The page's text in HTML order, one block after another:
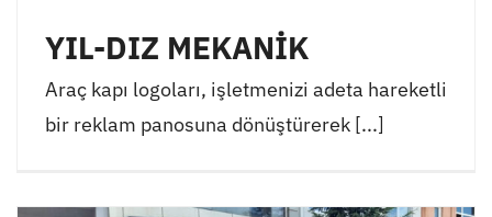
YIL-DIZ MEKANİK
Araç kapı logoları, işletmenizi adeta hareketli
bir reklam panosuna dönüştürerek [...]